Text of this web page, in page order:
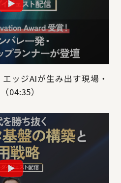
ッジAIが生み出す現場・
04:35）